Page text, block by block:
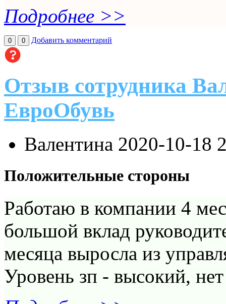
Подробнее >>
0 0 Добавить комментарий
Отзыв сотрудника
ЕвроОбувь
Валентина 2020-10-18
Положительные стороны
Работаю в компании 4
большой вклад
месяца выросла из
Уровень зп - высокий,